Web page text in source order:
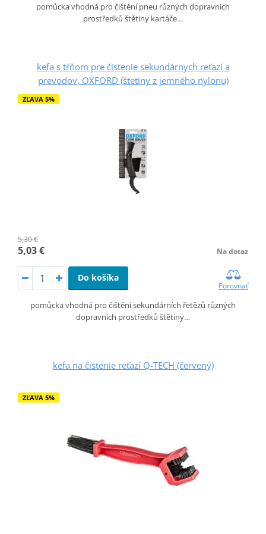
pomůcka vhodná pro čištění pneu různých dopravních
prostředků štětiny kartáče…
kefa s tŕňom pre čistenie sekundárnych reťazí a
prevodov, OXFORD (štetiny z jemného nylonu)
ZĽAVA 5%
5,30 €
5,03 € Na dotaz
Do košíka
Porovnať
pomůcka vhodná pro čištění sekundárních řetězů různých
dopravních prostředků štětiny…
kefa na čistenie reťazí Q-TECH (červený)
ZĽAVA 5%